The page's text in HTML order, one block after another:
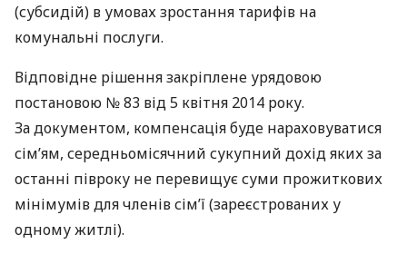
(субсидій) в умовах зростання тарифів на
комунальні послуги.
Відповідне рішення закріплене урядовою
постановою № 83 від 5 квітня 2014 року.
За документом, компенсація буде нараховуватися
сім’ям, середньомісячний сукупний дохід яких за
останні півроку не перевищує суми прожиткових
мінімумів для членів сім’ї (зареєстрованих у
одному житлі).